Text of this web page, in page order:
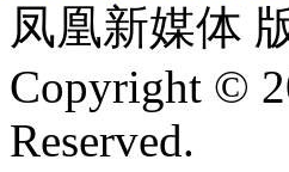
凤凰新媒体
Copyright ©
Reserved.